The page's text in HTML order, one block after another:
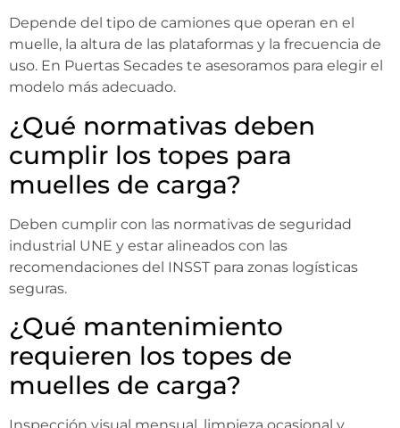
Depende del tipo de camiones que operan en el
muelle, la altura de las plataformas y la frecuencia de
uso. En Puertas Secades te asesoramos para elegir el
modelo más adecuado.
¿Qué normativas deben
cumplir los topes para
muelles de carga?
Deben cumplir con las normativas de seguridad
industrial UNE y estar alineados con las
recomendaciones del INSST para zonas logísticas
seguras.
¿Qué mantenimiento
requieren los topes de
muelles de carga?